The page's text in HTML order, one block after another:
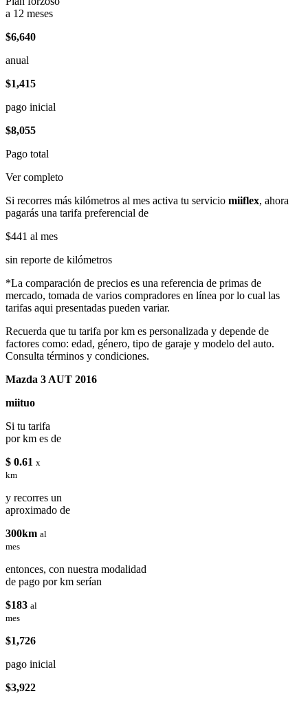
a 12 meses
$6,640
anual
$1,415
pago inicial
$8,055
Pago total
Ver completo
Si recorres más kilómetros al mes activa tu servicio miiflex, ahora
pagarás una tarifa preferencial de
$441 al mes
sin reporte de kilómetros
*La comparación de precios es una referencia de primas de
mercado, tomada de varios compradores en línea por lo cual las
tarifas aqui presentadas pueden variar.
Recuerda que tu tarifa por km es personalizada y depende de
factores como: edad, género, tipo de garaje y modelo del auto.
Consulta términos y condiciones.
Mazda 3 AUT 2016
miituo
Si tu tarifa
por km es de
$ 0.61 x
km
y recorres un
aproximado de
300km al
mes
entonces, con nuestra modalidad
de pago por km serían
$183 al
mes
$1,726
pago inicial
$3,922